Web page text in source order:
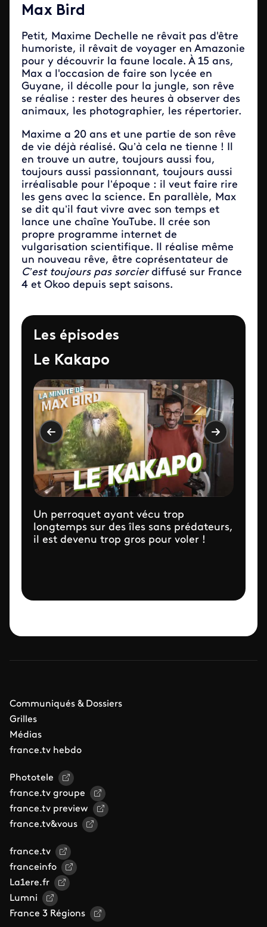
Max Bird
Petit, Maxime Dechelle ne rêvait pas d'être
humoriste, il rêvait de voyager en Amazonie
pour y découvrir la faune locale. À 15 ans,
Max a l'occasion de faire son lycée en
Guyane, il décolle pour la jungle, son rêve
se réalise : rester des heures à observer des
animaux, les photographier, les répertorier.
Maxime a 20 ans et une partie de son rêve
de vie déjà réalisé. Qu’à cela ne tienne ! Il
en trouve un autre, toujours aussi fou,
toujours aussi passionnant, toujours aussi
irréalisable pour l’époque : il veut faire rire
les gens avec la science. En parallèle, Max
se dit qu’il faut vivre avec son temps et
lance une chaîne YouTube. Il crée son
propre programme internet de
vulgarisation scientifique. Il réalise même
un nouveau rêve, être coprésentateur de
C’est toujours pas sorcierdiffusé sur France
4 et Okoo depuis sept saisons.
Les épisodes
Le Kakapo
Un perroquet ayant vécu trop
longtemps sur des îles sans prédateurs,
il est devenu trop gros pour voler !
Communiqués & Dossiers
Grilles
Médias
france.tv hebdo
Phototele
france.tv groupe
france.tv preview
france.tv&vous
france.tv
franceinfo
La1ere.fr
Lumni
France 3 Régions